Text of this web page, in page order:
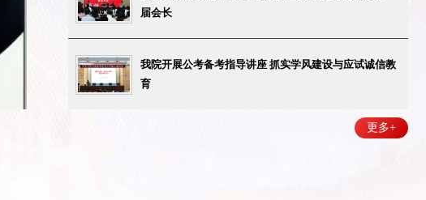
届会长
我院开展公考备考指导讲座 抓实学风建设与应试诚信教
育
更多+